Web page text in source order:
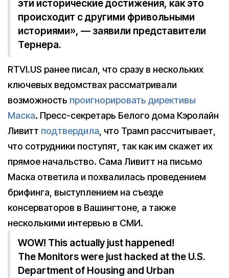
эти исторические достижения, как это
происходит с другими фривольными
историями», — заявили представители
Тернера.
RTVI.US ранее писал, что сразу в нескольких
ключевых ведомствах рассматривали
возможность проигнорировать директивы
Маска. Пресс-секретарь Белого дома Кэролайн
Ливитт подтвердила, что Трамп рассчитывает,
что сотрудники поступят, так как им скажет их
прямое начальство. Сама Ливитт на письмо
Маска ответила и похвалилась проведением
брифинга, выступлением на съезде
консерваторов в Вашингтоне, а также
несколькими интервью в СМИ.
WOW! This actually just happened!
The Monitors were just hacked at the U.S.
Department of Housing and Urban